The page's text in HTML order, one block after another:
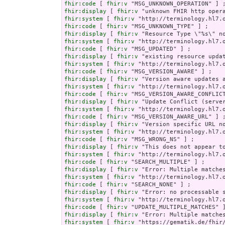
fhir:code [ fhir:v
fhir:display [ fhir:v
fhir:system [ fhir:v
fhir:code [ fhir:v
fhir:display [ fhir:v
fhir:system [ fhir:v
fhir:code [ fhir:v
fhir:display [ fhir:v
fhir:system [ fhir:v
fhir:code [ fhir:v
fhir:display [ fhir:v
fhir:system [ fhir:v
fhir:code [ fhir:v
fhir:display [ fhir:v
fhir:system [ fhir:v
fhir:code [ fhir:v
fhir:display [ fhir:v
fhir:system [ fhir:v
fhir:code [ fhir:v
fhir:display [ fhir:v
fhir:system [ fhir:v
fhir:code [ fhir:v
fhir:display [ fhir:v
fhir:system [ fhir:v
fhir:code [ fhir:v
fhir:display [ fhir:v
fhir:system [ fhir:v
fhir:code [ fhir:v
fhir:display [ fhir:v
fhir:system [ fhir:v